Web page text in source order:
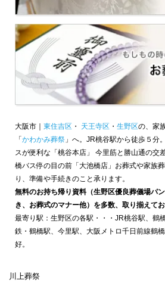
大阪市｜ 東住吉区 ・ 天王寺区 ・ 生野区の、家
「かわかみ葬祭 」へ。JR桃谷駅から徒歩５分
スが便利な「桃谷本店」 今里筋と勝山通の交
橋バス停の目の前「大池橋店」お葬式や家族
り、準備や手続きのこと承ります。
無料のお持ち帰り資料（生野区優良葬儀場パ
き、お葬式のマナー他）を多数、取り揃えてお
最寄り駅：生野区の各駅・・・JR桃谷駅、鶴
鉄・鶴橋駅、今里駅、大阪メトロ千日前線鶴
好。
川上葬祭